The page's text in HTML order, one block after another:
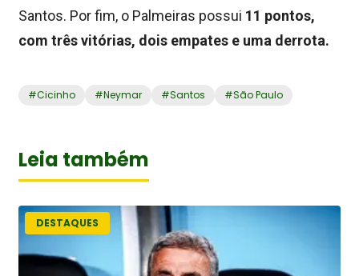
Santos. Por fim, o Palmeiras possui 11 pontos,
com três vitórias, dois empates e uma derrota.
#Cicinho #Neymar #Santos #São Paulo
Leia também
DESTAQUES